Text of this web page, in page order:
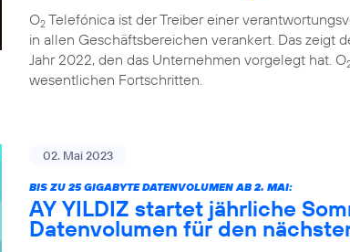
O2 Telefónica ist der Treiber einer
in allen Geschäftsbereichen verankert. Das zeigt
Jahr 2022, den das Unternehmen vorgelegt hat. O
wesentlichen Fortschritten.
02. Mai 2023
BIS ZU 25 GIGABYTE DATENVOLUMEN AB 2. MAI:
AY YILDIZ startet jährliche
Datenvolumen für den